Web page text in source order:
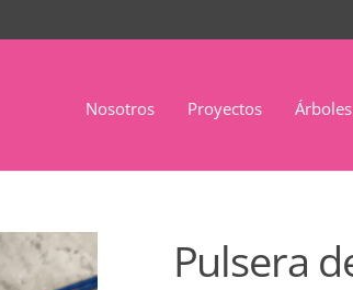
Nosotros Proyectos Árboles
Pulsera